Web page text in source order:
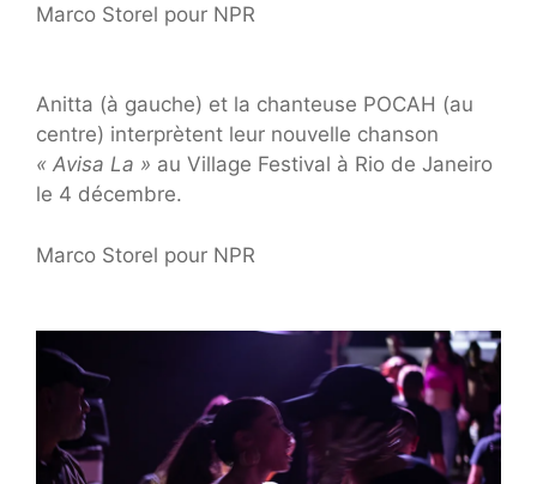
Marco Storel pour NPR
Anitta (à gauche) et la chanteuse POCAH (au
centre) interprètent leur nouvelle chanson
« Avisa La » au Village Festival à Rio de Janeiro
le 4 décembre.
Marco Storel pour NPR